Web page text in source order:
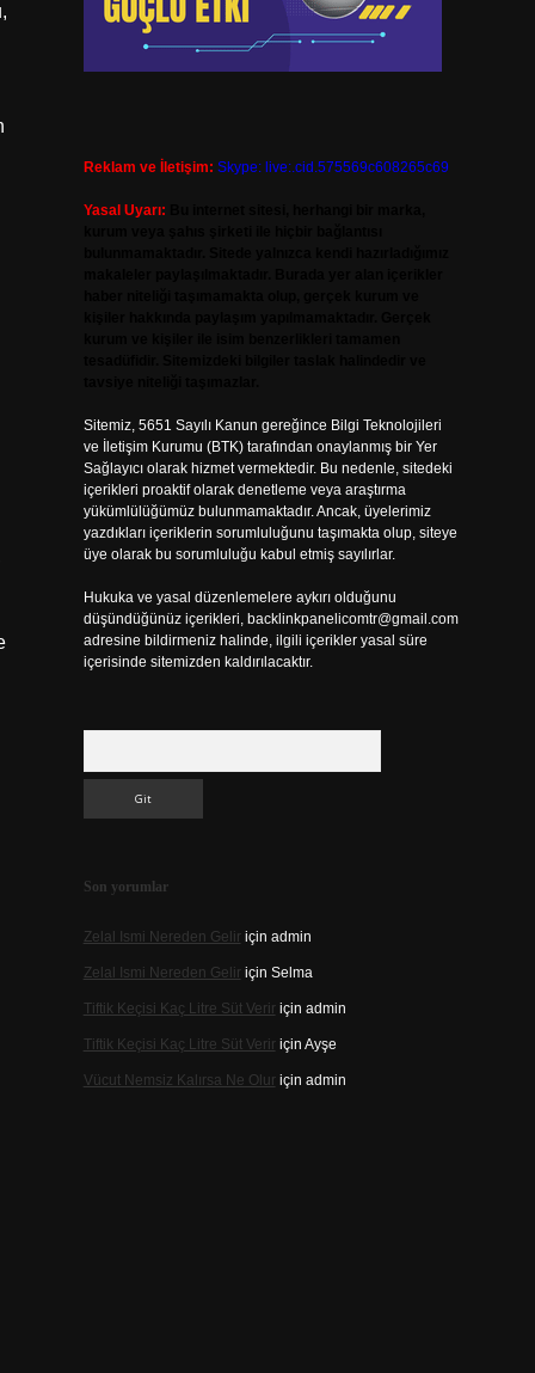
Reklam ve İletişim: Skype: live:.cid.575569c608265c69
Yasal Uyarı:
Sitemiz, 5651 Sayılı Kanun gereğince Bilgi Teknolojileri
ve İletişim Kurumu (BTK) tarafından onaylanmış bir Yer
Sağlayıcı olarak hizmet vermektedir. Bu nedenle, sitedeki
içerikleri proaktif olarak denetleme veya araştırma
yükümlülüğümüz bulunmamaktadır. Ancak, üyelerimiz
yazdıkları içeriklerin sorumluluğunu taşımakta olup, siteye
üye olarak bu sorumluluğu kabul etmiş sayılırlar.
Hukuka ve yasal düzenlemelere aykırı olduğunu
düşündüğünüz içerikleri, backlinkpanelicomtr@gmail.com
adresine bildirmeniz halinde, ilgili içerikler yasal süre
içerisinde sitemizden kaldırılacaktır.
Son yorumlar
Zelal Ismi Nereden Geliriçin admin
Zelal Ismi Nereden Geliriçin Selma
Tiftik Keçisi Kaç Litre Süt Veririçin admin
Tiftik Keçisi Kaç Litre Süt Veririçin Ayşe
Vücut Nemsiz Kalırsa Ne Oluriçin admin